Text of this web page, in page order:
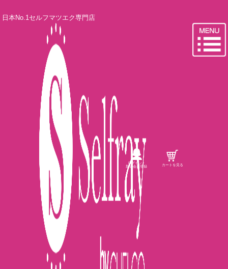
日本No.1セルフマツエク専門店
ログイン・
新規会員登録 カートを見る